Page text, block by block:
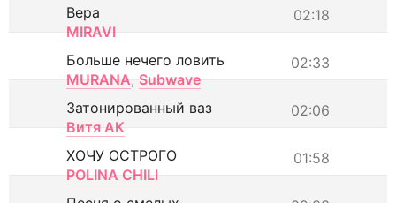
02:18
Вера
MIRAVI
02:33
Больше нечего ловить
MURANA, Subwave
02:06
Затонированный ваз
Витя АК
01:58
ХОЧУ ОСТРОГО
POLINA CHILI